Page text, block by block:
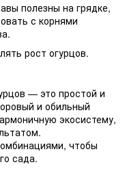
полезны на грядке,
с корнями
рост огурцов.
— это простой и
и обильный
экосистему,
чтобы
сада.